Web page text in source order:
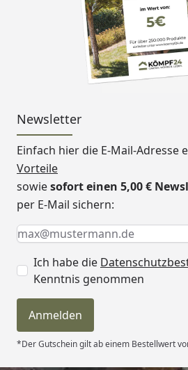
Newsletter
Einfach hier die E-Mail-Adresse
Vorteile
sowiesofort einen 5,00 €
per E-Mail sichern:
Keine Eingabe erforderlich
Eingabe erforderlich
E-Mail *
Ich habe die
Kenntnis genommen
Anmelden
*Der Gutschein gilt ab einem Bestellwert